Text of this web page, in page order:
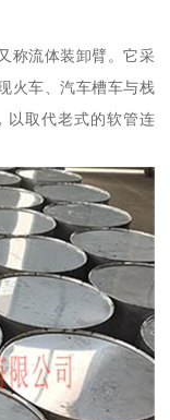
称流体装卸臂。它采
火车、汽车槽车与栈
以取代老式的软管连